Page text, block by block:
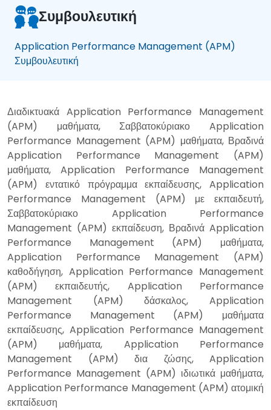
Συμβουλευτική
Application Performance Management (APM)
Συμβουλευτική
Διαδικτυακά Application Performance Management
(APM) μαθήματα, Σαββατοκύριακο Application
Performance Management (APM) μαθήματα, Βραδινά
Application Performance Management (APM)
μαθήματα, Application Performance Management
(APM) εντατικό πρόγραμμα εκπαίδευσης, Application
Performance Management (APM) με εκπαιδευτή,
Σαββατοκύριακο Application Performance
Management (APM) εκπαίδευση, Βραδινά Application
Performance Management (APM) μαθήματα,
Application Performance Management (APM)
καθοδήγηση, Application Performance Management
(APM) εκπαιδευτής, Application Performance
Management (APM) δάσκαλος, Application
Performance Management (APM) μαθήματα
εκπαίδευσης, Application Performance Management
(APM) μαθήματα, Application Performance
Management (APM) δια ζώσης, Application
Performance Management (APM) ιδιωτικά μαθήματα,
Application Performance Management (APM) ατομική
εκπαίδευση